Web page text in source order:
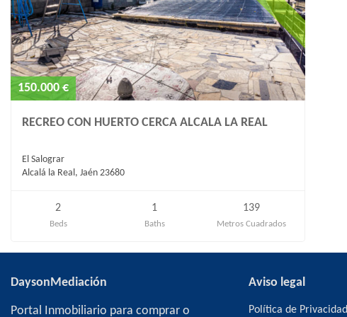
150.000 €
RECREO CON HUERTO CERCA ALCALA LA REAL
El Salograr
Alcalá la Real, Jaén 23680
2
Beds
1
Baths
139
Metros Cuadrados
DaysonMediación
Portal Inmobiliario para comprar o
Aviso legal
Política de Privacidad